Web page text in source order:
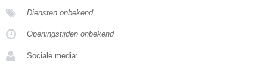
Diensten onbekend
Openingstijden onbekend
Sociale media: